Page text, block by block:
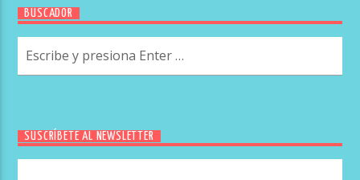
BUSCADOR
SUSCRÍBETE AL NEWSLETTER